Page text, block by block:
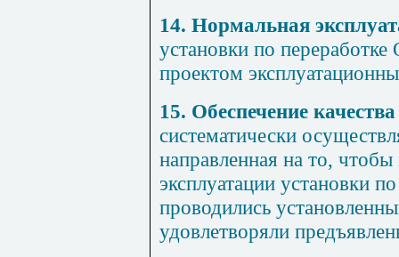
14. Нормальная
установки по
проектом
15. Обеспечение качества
систематически
направленная на то,
эксплуатации установки
проводились
удовлетворяли